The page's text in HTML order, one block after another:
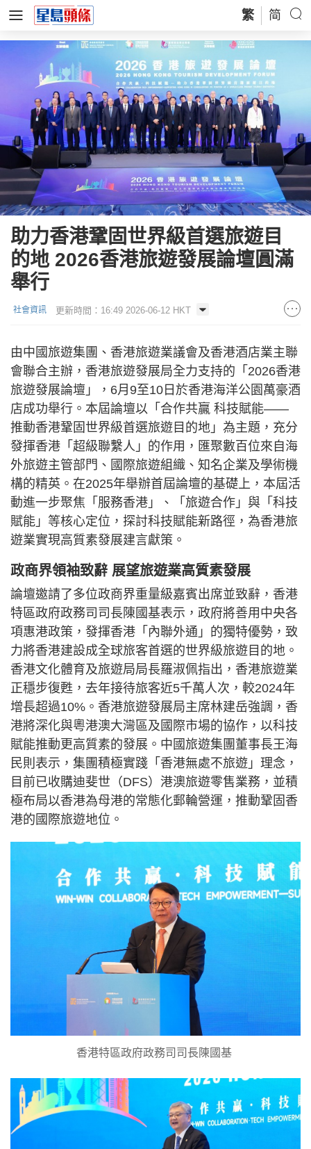
繁 简
助力香港鞏固世界級首選旅遊目
的地 2026香港旅遊發展論壇圓滿
舉行
社會資訊 更新時間：16:49 2026-06-12 HKT
由中國旅遊集團、香港旅遊業議會及香港酒店業主聯
會聯合主辦，香港旅遊發展局全力支持的「2026香港
旅遊發展論壇」，6月9至10日於香港海洋公園萬豪酒
店成功舉行。本屆論壇以「合作共贏 科技賦能——
推動香港鞏固世界級首選旅遊目的地」為主題，充分
發揮香港「超級聯繫人」的作用，匯聚數百位來自海
外旅遊主管部門、國際旅遊組織、知名企業及學術機
構的精英。在2025年舉辦首屆論壇的基礎上，本屆活
動進一步聚焦「服務香港」、「旅遊合作」與「科技
賦能」等核心定位，探討科技賦能新路徑，為香港旅
遊業實現高質素發展建言獻策。
政商界領袖致辭 展望旅遊業高質素發展
論壇邀請了多位政商界重量級嘉賓出席並致辭，香港
特區政府政務司司長陳國基表示，政府將善用中央各
項惠港政策，發揮香港「內聯外通」的獨特優勢，致
力將香港建設成全球旅客首選的世界級旅遊目的地。
香港文化體育及旅遊局局長羅淑佩指出，香港旅遊業
正穩步復甦，去年接待旅客近5千萬人次，較2024年
增長超過10%。香港旅遊發展局主席林建岳強調，香
港將深化與粵港澳大灣區及國際市場的協作，以科技
賦能推動更高質素的發展。中國旅遊集團董事長王海
民則表示，集團積極實踐「香港無處不旅遊」理念，
目前已收購迪斐世（DFS）港澳旅遊零售業務，並積
極布局以香港為母港的常態化郵輪營運，推動鞏固香
港的國際旅遊地位。
香港特區政府政務司司長陳國基